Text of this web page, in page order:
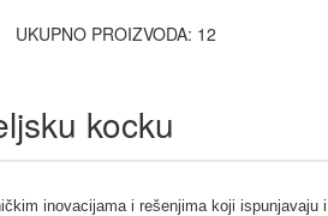
UKUPNO PROIZVODA: 12
kocku
inovacijama i rešenjima koji ispunjavaju